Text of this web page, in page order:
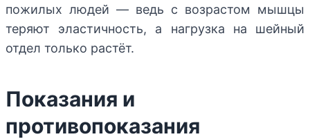
пожилых людей — ведь с возрастом мышцы
теряют эластичность, а нагрузка на шейный
отдел только растёт.
Показания и
противопоказания